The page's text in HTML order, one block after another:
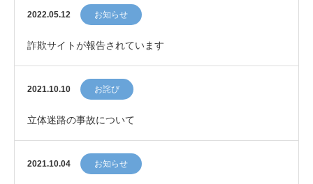
2022.05.12 お知らせ
詐欺サイトが報告されています
2021.10.10 お詫び
立体迷路の事故について
2021.10.04 お知らせ